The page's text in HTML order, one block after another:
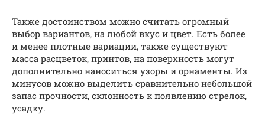
Также достоинством можно считать огромный
выбор вариантов, на любой вкус и цвет. Есть более
и менее плотные вариации, также существуют
масса расцветок, принтов, на поверхность могут
дополнительно наноситься узоры и орнаменты. Из
минусов можно выделить сравнительно небольшой
запас прочности, склонность к появлению стрелок,
усадку.